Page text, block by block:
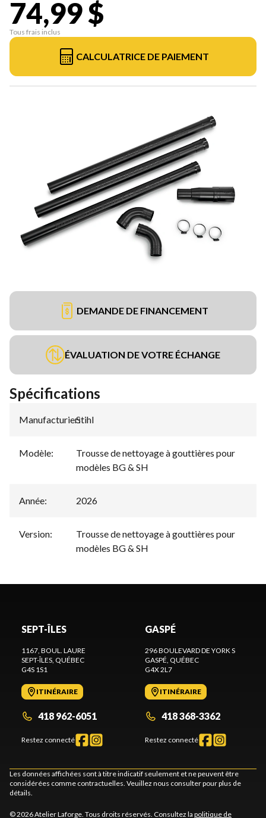
74,99 $
Tous frais inclus
CALCULATRICE DE PAIEMENT
DEMANDE DE FINANCEMENT
ÉVALUATION DE VOTRE ÉCHANGE
Spécifications
Manufacturier:
Stihl
Modèle:
Trousse de nettoyage à gouttières pour
modèles BG & SH
Année: 2026
Version:
Trousse de nettoyage à gouttières pour
modèles BG & SH
SEPT-ÎLES
1167, BOUL. LAURE
SEPT-ÎLES, QUÉBEC
G4S 1S1
ITINÉRAIRE
418 962-6051
Restez connecté
GASPÉ
296 BOULEVARD DE YORK S
GASPÉ, QUÉBEC
G4X 2L7
ITINÉRAIRE
418 368-3362
Restez connecté
Les données affichées sont à titre indicatif seulement et ne peuvent être
considérées comme contractuelles. Veuillez nous consulter pour plus de
détails.
© 2026 Atelier Laforge. Tous droits réservés. Consultez la politique de